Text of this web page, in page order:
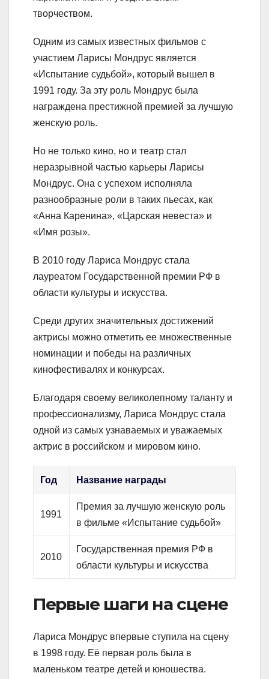
творчеством.
Одним из самых известных фильмов с
участием Ларисы Мондрус является
«Испытание судьбой», который вышел в
1991 году. За эту роль Мондрус была
награждена престижной премией за лучшую
женскую роль.
Но не только кино, но и театр стал
неразрывной частью карьеры Ларисы
Мондрус. Она с успехом исполняла
разнообразные роли в таких пьесах, как
«Анна Каренина», «Царская невеста» и
«Имя розы».
В 2010 году Лариса Мондрус стала
лауреатом Государственной премии РФ в
области культуры и искусства.
Среди других значительных достижений
актрисы можно отметить ее множественные
номинации и победы на различных
кинофестивалях и конкурсах.
Благодаря своему великолепному таланту и
профессионализму, Лариса Мондрус стала
одной из самых узнаваемых и уважаемых
актрис в российском и мировом кино.
Год Название награды
1991
Премия за лучшую женскую роль
в фильме «Испытание судьбой»
2010
Государственная премия РФ в
области культуры и искусства
Первые шаги на сцене
Лариса Мондрус впервые ступила на сцену
в 1998 году. Её первая роль была в
маленьком театре детей и юношества.